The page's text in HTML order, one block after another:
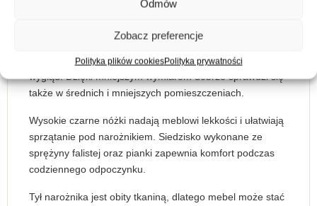
Odmów
Zobacz preferencje
Polityka plików cookiesPolityka prywatności
to nowoczesny narożnik do salonu,
który łączy wygodne siedzisko, lekką formę i elegancki
wygląd. Dzięki mniejszym wymiarom dobrze sprawdzi się
także w średnich i mniejszych pomieszczeniach.
Wysokie czarne nóżki nadają meblowi lekkości i ułatwiają
sprzątanie pod narożnikiem. Siedzisko wykonane ze
sprężyny falistej oraz pianki zapewnia komfort podczas
codziennego odpoczynku.
Tył narożnika jest obity tkaniną, dlatego mebel może stać